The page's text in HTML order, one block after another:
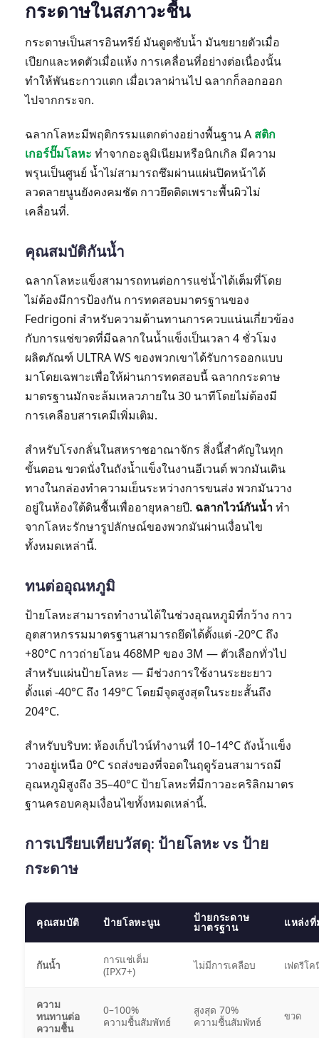
กระดาษในสภาวะชื้น
กระดาษเป็นสารอินทรีย์ มันดูดซับน้ำ มันขยายตัวเมื่อ
เปียกและหดตัวเมื่อแห้ง การเคลื่อนที่อย่างต่อเนื่องนั้น
ทำให้พันธะกาวแตก เมื่อเวลาผ่านไป ฉลากก็ลอกออก
ไปจากกระจก.
ฉลากโลหะมีพฤติกรรมแตกต่างอย่างพื้นฐาน A สติก
เกอร์ปั๊มโลหะ ทำจากอะลูมิเนียมหรือนิกเกิล มีความ
พรุนเป็นศูนย์ น้ำไม่สามารถซึมผ่านแผ่นปิดหน้าได้
ลวดลายนูนยังคงคมชัด กาวยึดติดเพราะพื้นผิวไม่
เคลื่อนที่.
คุณสมบัติกันน้ำ
ฉลากโลหะแข็งสามารถทนต่อการแช่น้ำได้เต็มที่โดย
ไม่ต้องมีการป้องกัน การทดสอบมาตรฐานของ
Fedrigoni สำหรับความต้านทานการควบแน่นเกี่ยวข้อง
กับการแช่ขวดที่มีฉลากในน้ำแข็งเป็นเวลา 4 ชั่วโมง
ผลิตภัณฑ์ ULTRA WS ของพวกเขาได้รับการออกแบบ
มาโดยเฉพาะเพื่อให้ผ่านการทดสอบนี้ ฉลากกระดาษ
มาตรฐานมักจะล้มเหลวภายใน 30 นาทีโดยไม่ต้องมี
การเคลือบสารเคมีเพิ่มเติม.
สำหรับโรงกลั่นในสหราชอาณาจักร สิ่งนี้สำคัญในทุก
ขั้นตอน ขวดนั่งในถังน้ำแข็งในงานอีเวนต์ พวกมันเดิน
ทางในกล่องทำความเย็นระหว่างการขนส่ง พวกมันวาง
อยู่ในห้องใต้ดินชื้นเพื่ออายุหลายปี. ฉลากไวน์กันน้ำทำ
จากโลหะรักษารูปลักษณ์ของพวกมันผ่านเงื่อนไข
ทั้งหมดเหล่านี้.
ทนต่ออุณหภูมิ
ป้ายโลหะสามารถทำงานได้ในช่วงอุณหภูมิที่กว้าง กาว
อุตสาหกรรมมาตรฐานสามารถยึดได้ตั้งแต่ -20°C ถึง
+80°C กาวถ่ายโอน 468MP ของ 3M — ตัวเลือกทั่วไป
สำหรับแผ่นป้ายโลหะ — มีช่วงการใช้งานระยะยาว
ตั้งแต่ -40°C ถึง 149°C โดยมีจุดสูงสุดในระยะสั้นถึง
204°C.
สำหรับบริบท: ห้องเก็บไวน์ทำงานที่ 10–14°C ถังน้ำแข็ง
วางอยู่เหนือ 0°C รถส่งของที่จอดในฤดูร้อนสามารถมี
อุณหภูมิสูงถึง 35–40°C ป้ายโลหะที่มีกาวอะคริลิกมาตร
ฐานครอบคลุมเงื่อนไขทั้งหมดเหล่านี้.
การเปรียบเทียบวัสดุ: ป้ายโลหะ vs ป้าย
กระดาษ
คุณสมบัติ ป้ายโลหะนูน ป้ายกระดาษ
มาตรฐาน แหล่ง
กันน้ำ
การแช่เต็ม
(IPX7+)
ไม่มีการเคลือบ เฟดรีโค
ความ
ทนทานต่อ
ความชื้น
0–100%
ความชื้นสัมพัทธ์
สูงสุด 70%
ความชื้นสัมพัทธ์
ขวด